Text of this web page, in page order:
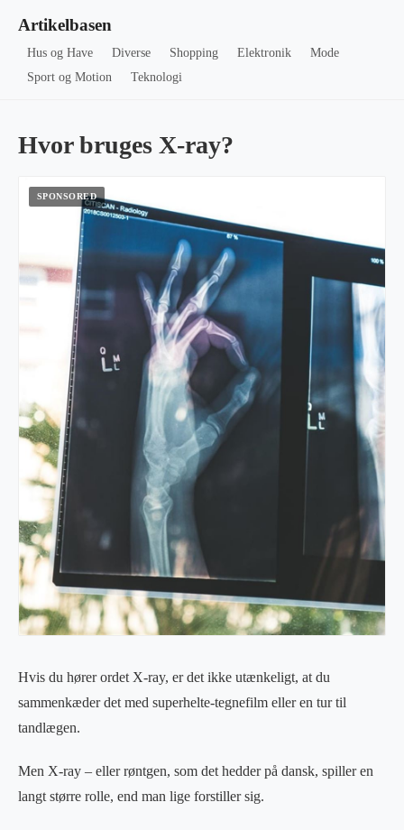
Artikelbasen
Hus og Have Diverse Shopping Elektronik
Mode
Sport og Motion
Teknologi
Hvor bruges X-ray?
Hvis du hører ordet X-ray, er det ikke utænkeligt, at du
sammenkæder det med superhelte-tegnefilm eller en tur til
tandlægen.
Men X-ray – eller røntgen, som det hedder på dansk, spiller en
langt større rolle, end man lige forstiller sig.